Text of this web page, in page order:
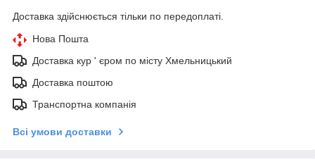
Доставка здійснюється тільки по передоплаті.
Нова Пошта
Доставка кур ' єром по місту Хмельницький
Доставка поштою
Транспортна компанія
Всі умови доставки